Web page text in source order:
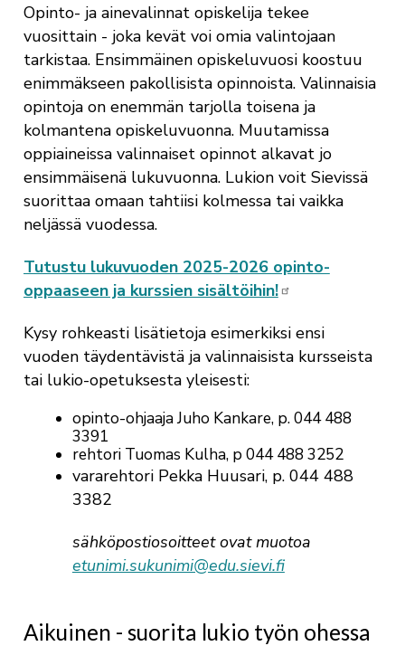
Opinto- ja ainevalinnat opiskelija tekee
vuosittain - joka kevät voi omia valintojaan
tarkistaa. Ensimmäinen opiskeluvuosi koostuu
enimmäkseen pakollisista opinnoista. Valinnaisia
opintoja on enemmän tarjolla toisena ja
kolmantena opiskeluvuonna. Muutamissa
oppiaineissa valinnaiset opinnot alkavat jo
ensimmäisenä lukuvuonna. Lukion voit Sievissä
suorittaa omaan tahtiisi kolmessa tai vaikka
neljässä vuodessa.
Tutustu lukuvuoden 2025-2026 opinto-
oppaaseen ja kurssien sisältöihin!
Kysy rohkeasti lisätietoja esimerkiksi ensi
vuoden täydentävistä ja valinnaisista kursseista
tai lukio-opetuksesta yleisesti:
opinto-ohjaaja Juho Kankare, p. 044 488
3391
rehtori Tuomas Kulha, p 044 488 3252
vararehtori Pekka Huusari, p. 044 488
3382
sähköpostiosoitteet ovat muotoa
etunimi.sukunimi@edu.sievi.fi
Aikuinen - suorita lukio työn ohessa